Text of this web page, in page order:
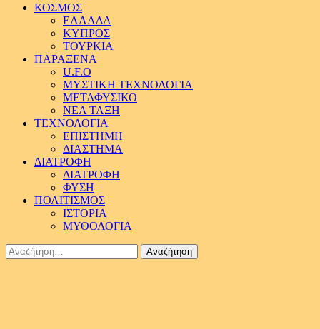
ΚΟΣΜΟΣ
ΕΛΛΑΔΑ
ΚΥΠΡΟΣ
ΤΟΥΡΚΙΑ
ΠΑΡΑΞΕΝΑ
U.F.O
ΜΥΣΤΙΚΗ ΤΕΧΝΟΛΟΓΙΑ
ΜΕΤΑΦΥΣΙΚΟ
ΝΕΑ ΤΑΞΗ
ΤΕΧΝΟΛΟΓΙΑ
ΕΠΙΣΤΗΜΗ
ΔΙΑΣΤΗΜΑ
ΔΙΑΤΡΟΦΗ
ΔΙΑΤΡΟΦΗ
ΦΥΣΗ
ΠΟΛΙΤΙΣΜΟΣ
ΙΣΤΟΡΙΑ
ΜΥΘΟΛΟΓΙΑ
Αναζήτηση
για: